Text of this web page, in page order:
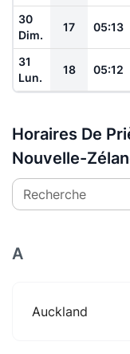
30
Dim.
17 05:13
31
Lun.
18 05:12
Horaires De
Nouvelle-
Recherche
A
Auckland